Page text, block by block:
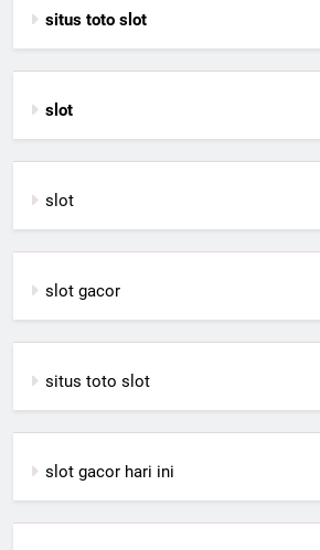
situs toto slot
slot
slot
slot gacor
situs toto slot
slot gacor hari ini